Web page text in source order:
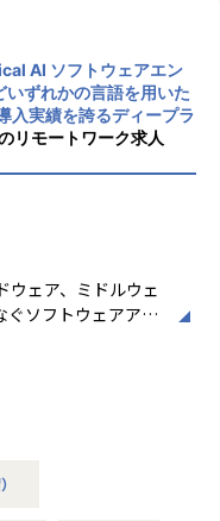
トしていくため、
OF TIME」におい
ョンはサービスの根
、生体認証をはじめ
安定化を加速させて
ず、保守領域から
重視しています。
上がってくる技術
もに、現場が吸い上
イレクトにキャッチ
していただけるエ
するベースとなる
「人時生産性」を
社グループの使命
を、日々の煩雑な
「ヒト」に紐づく
る創造的業務へと
ります。
AI ソフトウェアエン
ずれかの言語を用いた
入実績を誇るディープラ
リモートワーク求人
ウェア、ミドルウェ
ぐソフトウェアアー
グを安定的に収
パイプラインを設
エンドサービスや